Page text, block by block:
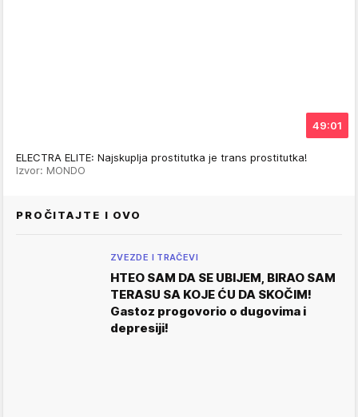
49:01
ELECTRA ELITE: Najskuplja prostitutka je trans prostitutka!
Izvor: MONDO
PROČITAJTE I OVO
ZVEZDE I TRAČEVI
HTEO SAM DA SE UBIJEM, BIRAO SAM
TERASU SA KOJE ĆU DA SKOČIM!
Gastoz progovorio o dugovima i
depresiji!